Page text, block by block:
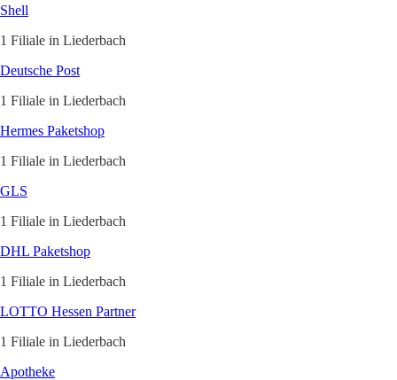
Shell
1 Filiale in Liederbach
Deutsche Post
1 Filiale in Liederbach
Hermes Paketshop
1 Filiale in Liederbach
GLS
1 Filiale in Liederbach
DHL Paketshop
1 Filiale in Liederbach
LOTTO Hessen Partner
1 Filiale in Liederbach
Apotheke